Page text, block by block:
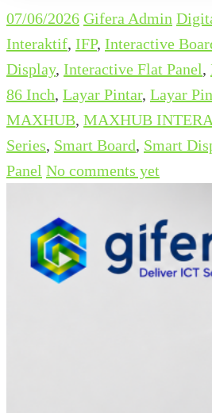
07/06/2026 Gifera Admin
Interaktif, IFP, Interactive
Display, Interactive Flat Panel,
86 Inch, Layar Pintar, Layar
MAXHUB, MAXHUB
Series, Smart Board, Smart
Panel No comments yet